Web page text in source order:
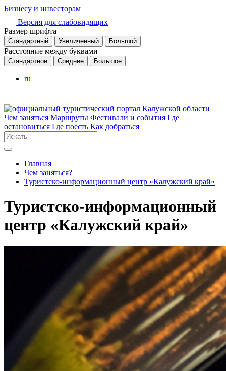
Бизнесу и инвесторам
Версия для слабовидящих
Размер шрифта
Стандартный Увеличенный Большой
Расстояние между буквами
Стандартное Среднее Большое
ru
Чем заняться Маршруты Фестивали и события Где
остановиться Где поесть Как добраться
Главная
Чем заняться?
Туристско-информационный центр «Калужский край»
Туристско-информационный
центр «Калужский край»